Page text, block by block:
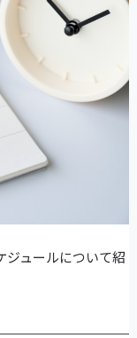
ジュールについて紹